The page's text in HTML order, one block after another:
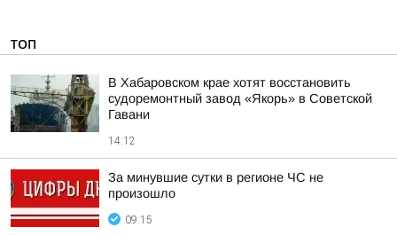
ТОП
В Хабаровском крае хотят восстановить
судоремонтный завод «Якорь» в Советской
Гавани
14:12
За минувшие сутки в регионе ЧС не
произошло
09:15